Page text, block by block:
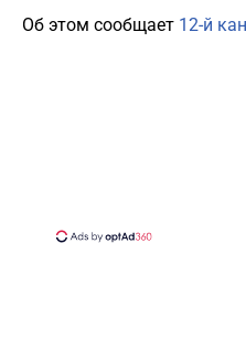
Об этом сообщает 12-й